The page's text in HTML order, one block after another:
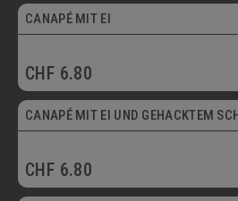
CANAPÉ MIT EI
CHF 6.80
Vegetarisch
CANAPÉ MIT EI UND GEHACKTEM
CHF 6.80